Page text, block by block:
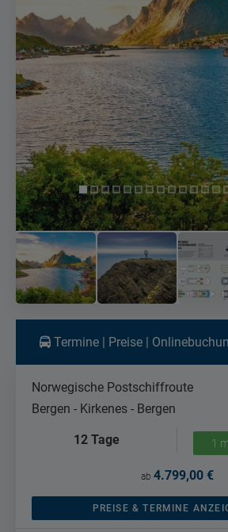
Termine | Preise |
Norwegische Postschiffroute
Bergen - Kirkenes - Bergen
12 Tage 1
ab 4.799,00 €
PREISE & TERMINE